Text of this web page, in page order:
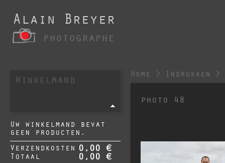
Alain Breyer
photographe
Winkelmand
Uw winkelmand bevat
geen producten.
Verzendkosten 0,00 €
Totaal 0,00 €
Home > Indrukken >
photo 48